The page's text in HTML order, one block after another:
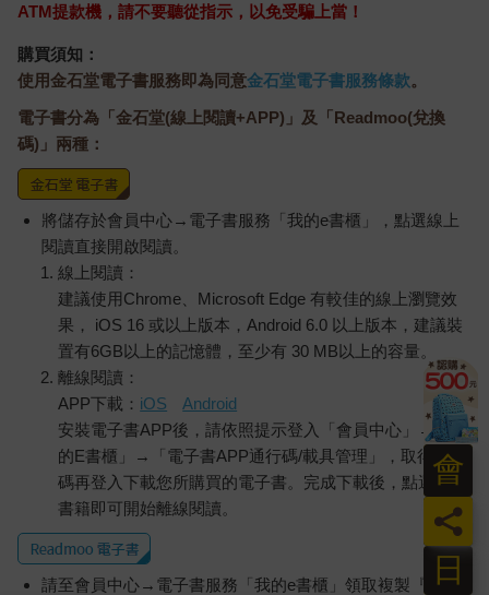
ATM提款機，請不要聽從指示，以免受騙上當！
購買須知：
使用金石堂電子書服務即為同意金石堂電子書服務條款。
電子書分為「金石堂(線上閱讀+APP)」及「Readmoo(兌換
碼)」兩種：
將儲存於會員中心→電子書服務「我的e書櫃」，點選線上
閱讀直接開啟閱讀。
線上閱讀：
建議使用Chrome、Microsoft Edge 有較佳的線上瀏覽效
果， iOS 16 或以上版本，Android 6.0 以上版本，建議裝
置有6GB以上的記憶體，至少有 30 MB以上的容量。
離線閱讀：
APP下載： iOS
Android
安裝電子書APP後，請依照提示登入「會員中心」→「我
的E書櫃」→「電子書APP通行碼/載具管理」，取得通行
碼再登入下載您所購買的電子書。完成下載後，點選任一
書籍即可開始離線閱讀。
請至會員中心→電子書服務「我的e書櫃」領取複製『兌換
日
員
會